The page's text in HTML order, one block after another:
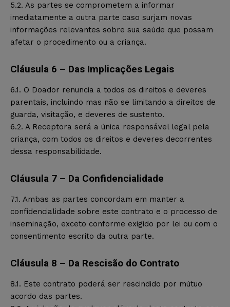
5.2. As partes se comprometem a informar
imediatamente a outra parte caso surjam novas
informações relevantes sobre sua saúde que possam
afetar o procedimento ou a criança.
Cláusula 6 – Das Implicações Legais
6.1. O Doador renuncia a todos os direitos e deveres
parentais, incluindo mas não se limitando a direitos de
guarda, visitação, e deveres de sustento.
6.2. A Receptora será a única responsável legal pela
criança, com todos os direitos e deveres decorrentes
dessa responsabilidade.
Cláusula 7 – Da Confidencialidade
7.1. Ambas as partes concordam em manter a
confidencialidade sobre este contrato e o processo de
inseminação, exceto conforme exigido por lei ou com o
consentimento escrito da outra parte.
Cláusula 8 – Da Rescisão do Contrato
8.1. Este contrato poderá ser rescindido por mútuo
acordo das partes.